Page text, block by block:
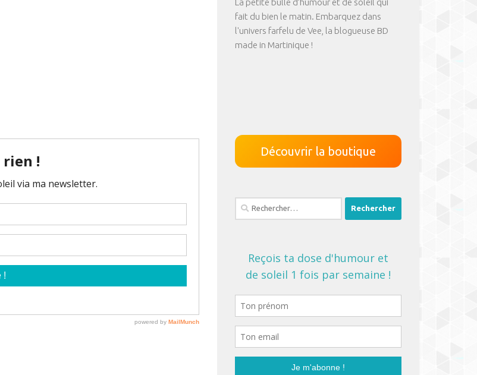
La petite bulle d’humour et de soleil qui
fait du bien le matin. Embarquez dans
l'univers farfelu de Vee, la blogueuse BD
made in Martinique !
Découvrir la boutique
Rechercher :